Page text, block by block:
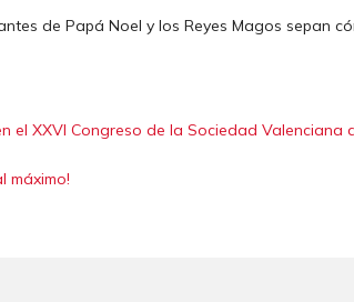
de Papá Noel y los Reyes Magos sepan
el XXVI Congreso de la Sociedad Valenciana
máximo!